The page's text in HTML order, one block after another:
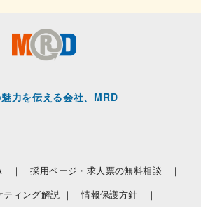
力を伝える会社、MRD
｜
採用ページ・求人票の無料相談 ｜
ィング解説 ｜
情報保護方針 ｜